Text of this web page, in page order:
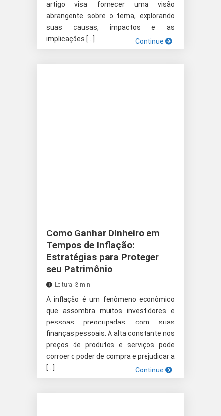
artigo visa fornecer uma visão
abrangente sobre o tema, explorando
suas causas, impactos e as
implicações […]
Continue
Como Ganhar Dinheiro em
Tempos de Inflação:
Estratégias para Proteger
seu Patrimônio
Leitura: 3 min
A inflação é um fenômeno econômico
que assombra muitos investidores e
pessoas preocupadas com suas
finanças pessoais. A alta constante nos
preços de produtos e serviços pode
corroer o poder de compra e prejudicar a
[…]
Continue